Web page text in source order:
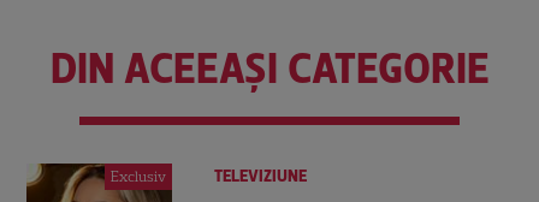
DIN ACEEAȘI CATEGORIE
Exclusiv TELEVIZIUNE